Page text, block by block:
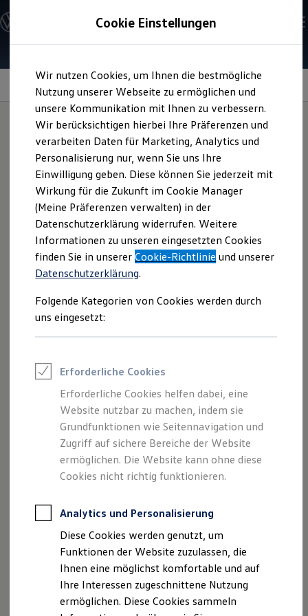
Hauptinhalt
springen
Footer
springen
Modelle & Konfigurator
Nutzfahrzeugkategorien entdecken
Modelle konfigurieren
Vorgängermodelle und Oldtimer
Vorgängermodelle
Oldtimer
Bulli Historie
Branchenlösungen & Gewerbekunden
Umbaulösungen und Hersteller finden
Auf- und Umbauten entdecken & konfigurieren
Groß- und Sonderkunden
Großkunden
Kommunen & Behörden
Journalisten
Sportvereine
Branchenlösungen
Bau & Handwerk
Gewerbliche Personenbeförderung
Service & mobile Werkstätten
Kurier, Logistik & Handel
Feuerwehr
Rettungsdienste
ONE Business ID Vorteile
Fahrzeugsuche & Marktplatz
Digitaler Marktplatz
Kauf & Finanzierung
Online-Fahrzeugbewertung
Aktionen & Angebote
E-Auto-Förderung
Für Privatkunden
Für Gewerbekunden
Profi Paket
TopDeal
Zertifizierte Gebrauchtwagen
Für Privatkunden
Für Gewerbekunden
Leasing
Für Privatkunden
Für Gewerbekunden
Versicherungen & Garantien
Garantien
Lichtdesign
Mehr als nur
hell:moderne
Lichttechnik
Cookie Einstellungen
Wir nutzen Cookies, um Ihnen die bestmögliche
Nutzung unserer Webseite zu ermöglichen und
unsere Kommunikation mit Ihnen zu verbessern.
Wir berücksichtigen hierbei Ihre Präferenzen und
verarbeiten Daten für Marketing, Analytics und
Personalisierung nur, wenn Sie uns Ihre
Einwilligung geben. Diese können Sie jederzeit mit
Wirkung für die Zukunft im Cookie Manager
(Meine Präferenzen verwalten) in der
Datenschutzerklärung widerrufen. Weitere
Informationen zu unseren eingesetzten Cookies
finden Sie in unsererCookie-Richtlinie und unserer
Datenschutzerklärung.
Folgende Kategorien von Cookies werden durch
uns eingesetzt:
Erforderliche Cookies
Erforderliche Cookies helfen dabei, eine
Website nutzbar zu machen, indem sie
Grundfunktionen wie Seitennavigation und
Zugriff auf sichere Bereiche der Website
ermöglichen. Die Website kann ohne diese
Cookies nicht richtig funktionieren.
Analytics und Personalisierung
Diese Cookies werden genutzt, um
Funktionen der Website zuzulassen, die
Ihnen eine möglichst komfortable und auf
Ihre Interessen zugeschnittene Nutzung
ermöglichen. Diese Cookies sammeln